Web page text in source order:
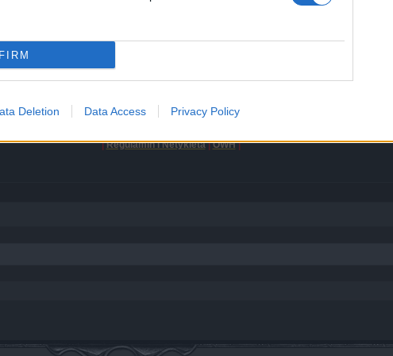
Deletion Data Access Privacy Policy
dokładnie opisz problem pisząc do pomocy technicznej za pomocą formularza.
| Regulamin i Netykieta | OWH |